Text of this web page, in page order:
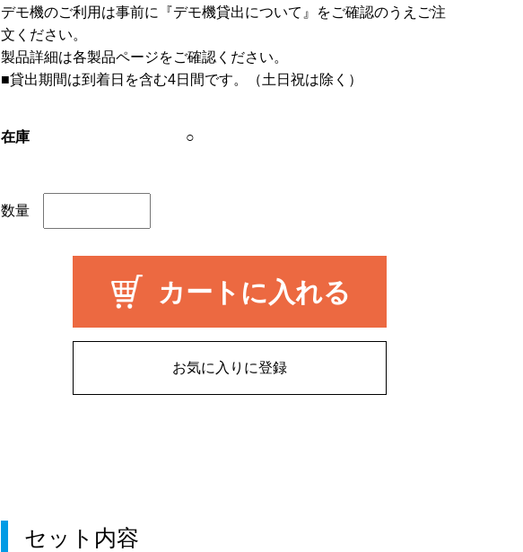
デモ機のご利用は事前に 『デモ機貸出について』
をご確認のうえご注
文ください。
製品詳細は各製品ページをご確認ください。
■貸出期間は到着日を含む4日間です。（土日祝は除く）
在庫 ○
数量
カートに入れる
お気に入りに登録
セット内容